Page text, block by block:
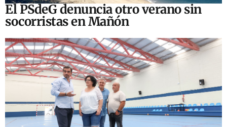
El PSdeG denuncia otro verano sin
socorristas en Mañón